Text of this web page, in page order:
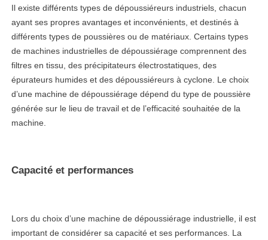
Il existe différents types de dépoussiéreurs industriels, chacun
ayant ses propres avantages et inconvénients, et destinés à
différents types de poussières ou de matériaux. Certains types
de machines industrielles de dépoussiérage comprennent des
filtres en tissu, des précipitateurs électrostatiques, des
épurateurs humides et des dépoussiéreurs à cyclone. Le choix
d’une machine de dépoussiérage dépend du type de poussière
générée sur le lieu de travail et de l’efficacité souhaitée de la
machine.
Capacité et performances
Lors du choix d’une machine de dépoussiérage industrielle, il est
important de considérer sa capacité et ses performances. La